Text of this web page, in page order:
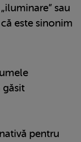
sau
este sinonim
găsit
pentru